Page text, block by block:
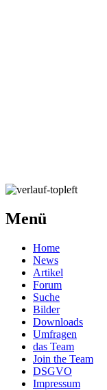
Menü
Home
News
Artikel
Forum
Suche
Bilder
Downloads
Umfragen
das Team
Join the Team
DSGVO
Impressum